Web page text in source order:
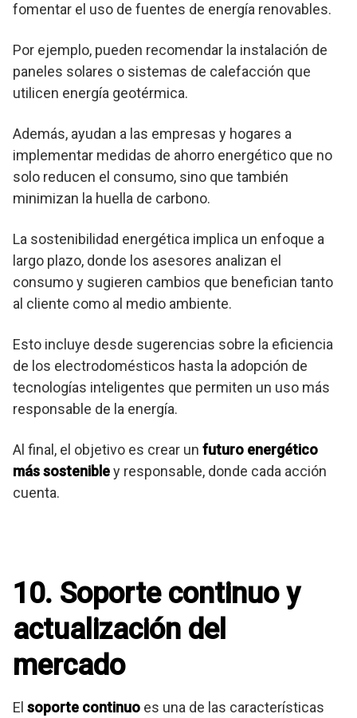
fomentar el uso de fuentes de energía renovables.
Por ejemplo, pueden recomendar la instalación de
paneles solares o sistemas de calefacción que
utilicen energía geotérmica.
Además, ayudan a las empresas y hogares a
implementar medidas de ahorro energético que no
solo reducen el consumo, sino que también
minimizan la huella de carbono.
La sostenibilidad energética implica un enfoque a
largo plazo, donde los asesores analizan el
consumo y sugieren cambios que benefician tanto
al cliente como al medio ambiente.
Esto incluye desde sugerencias sobre la eficiencia
de los electrodomésticos hasta la adopción de
tecnologías inteligentes que permiten un uso más
responsable de la energía.
Al final, el objetivo es crear un futuro energético
más sostenibley responsable, donde cada acción
cuenta.
10. Soporte continuo y
actualización del
mercado
El soporte continuo es una de las características